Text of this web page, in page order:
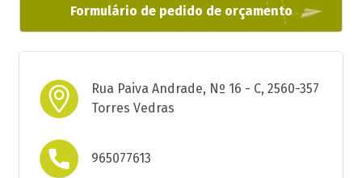
Formulário de pedido de orçamento
Rua Paiva Andrade, Nº 16 - C, 2560-357
Torres Vedras
965077613